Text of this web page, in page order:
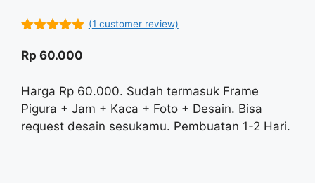
5
(1 customer review)
Rp 60.000
Harga Rp 60.000. Sudah termasuk Frame
Pigura + Jam + Kaca + Foto + Desain. Bisa
request desain sesukamu. Pembuatan 1-2 Hari.